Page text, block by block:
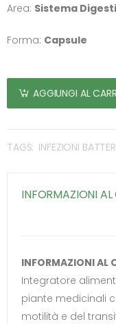
Area: Sistema
Forma: Capsule
AGGIUNGI AL
TAGS: INFEZIONI
INFORMAZIONI
INFORMAZIONI AL
Integratore
piante medicinali
motilità e del